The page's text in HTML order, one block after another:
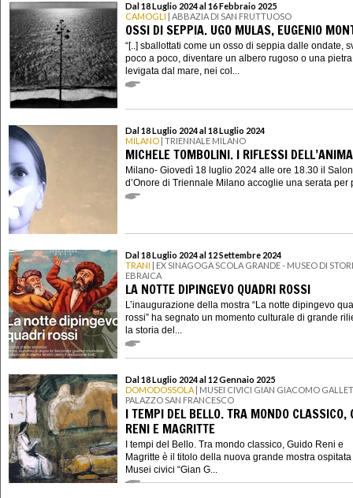
Dal 18 Luglio 2024 al 16 Febbraio 2025
CAMOGLI | ABBAZIA DI SAN FRUTTUOSO
OSSI DI SEPPIA. UGO MULAS, EUGENIO
“[..] sballottati come un osso di seppia dalle ondate,
poco a poco, diventare un albero rugoso o una pietra
levigata dal mare, nei col...
Dal 18 Luglio 2024 al 18 Luglio 2024
MILANO | TRIENNALE MILANO
MICHELE TOMBOLINI. I RIFLESSI DELL’ANIMA
Milano- Giovedì 18 luglio 2024 alle ore 18.30 il
d’Onore di Triennale Milano accoglie una serata per
Dal 18 Luglio 2024 al 12 Settembre 2024
TRANI | EX SINAGOGA SCOLA GRANDE - MUSEO DI
EBRAICA
LA NOTTE DIPINGEVO QUADRI ROSSI
L’inaugurazione della mostra “La notte dipingevo
rossi” ha segnato un momento culturale di grande
la storia del...
Dal 18 Luglio 2024 al 12 Gennaio 2025
DOMODOSSOLA | MUSEI CIVICI GIAN GIACOMO
PALAZZO SAN FRANCESCO
I TEMPI DEL BELLO. TRA MONDO CLASSICO,
RENI E MAGRITTE
I tempi del Bello. Tra mondo classico, Guido Reni e
Magritte è il titolo della nuova grande mostra
Musei civici “Gian G...